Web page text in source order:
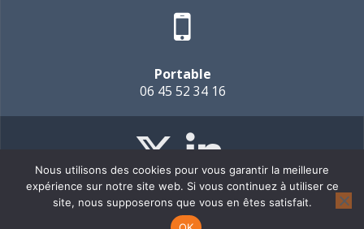
Portable
06 45 52 34 16
Nous utilisons des cookies pour vous garantir la meilleure
expérience sur notre site web. Si vous continuez à utiliser ce
site, nous supposerons que vous en êtes satisfait.